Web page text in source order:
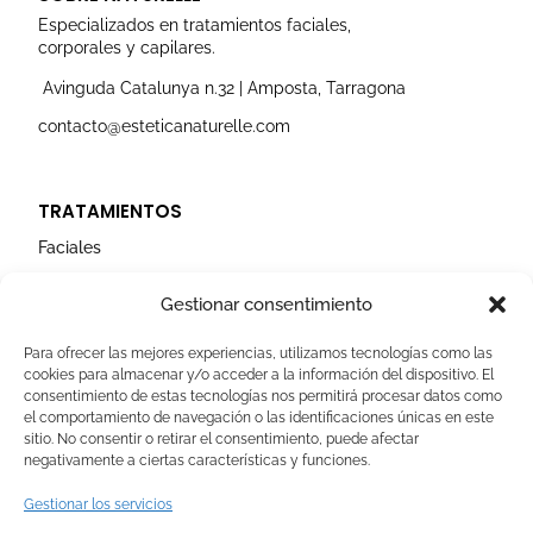
Gestionar consentimiento
Para ofrecer las mejores experiencias, utilizamos tecnologías como las
cookies para almacenar y/o acceder a la información del dispositivo. El
consentimiento de estas tecnologías nos permitirá procesar datos como
el comportamiento de navegación o las identificaciones únicas en este
sitio. No consentir o retirar el consentimiento, puede afectar
negativamente a ciertas características y funciones.
Gestionar los servicios
g
r
a
m
o
o
k
b
e
d
i
n
r
Especializados en tratamientos faciales,
corporales y capilares.
Avinguda Catalunya n.32 | Amposta, Tarragona
contacto@esteticanaturelle.com
TRATAMIENTOS
Faciales
AVISOS LEGALES
Aviso Legal
Politica de Cookies
Política de privacidad